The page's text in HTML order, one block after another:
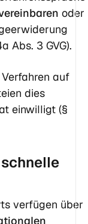
oder
Abs. 3 GVG).
auf
dies
einwilligt (§
verfügen über